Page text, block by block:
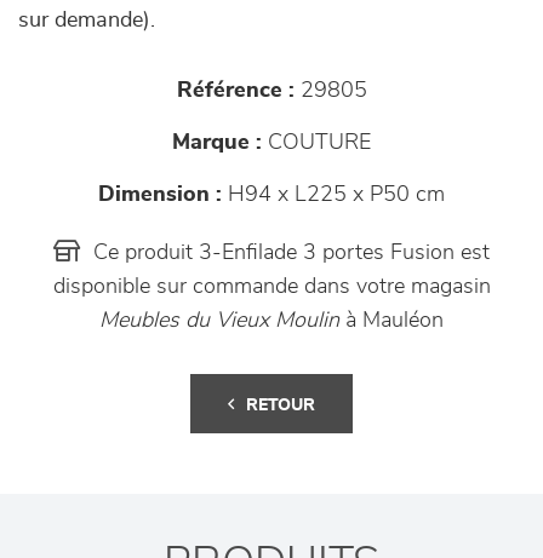
sur demande).
Référence : 29805
Marque : COUTURE
Dimension : H94 x L225 x P50 cm
Ce produit 3-Enfilade 3 portes Fusion est
disponible sur commande dans votre magasin
Meubles du Vieux Moulinà Mauléon
RETOUR